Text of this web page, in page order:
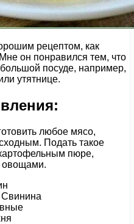
рецептом, как
он понравился тем, что
посуде, например,
утятнице.
любое мясо,
Подать такое
пюре,
овощами.
Свинина